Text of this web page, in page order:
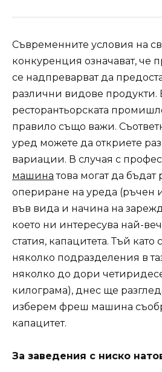
Съвременните условия на
конкуренция означават, че
се надпреварват да
различни видове продукти.
ресторантьорската
правило също важи.
уред можете да откриете
вариации. В случая с
машина това могат да бъдат
опериране на уреда (ръчен
във вида и начина на
което ни интересува най-
статия, капацитета. Тъй като
няколко подразделения в
няколко до дори
килограма), днес ще
изберем фреш машина
капацитет.
За заведения с ниско